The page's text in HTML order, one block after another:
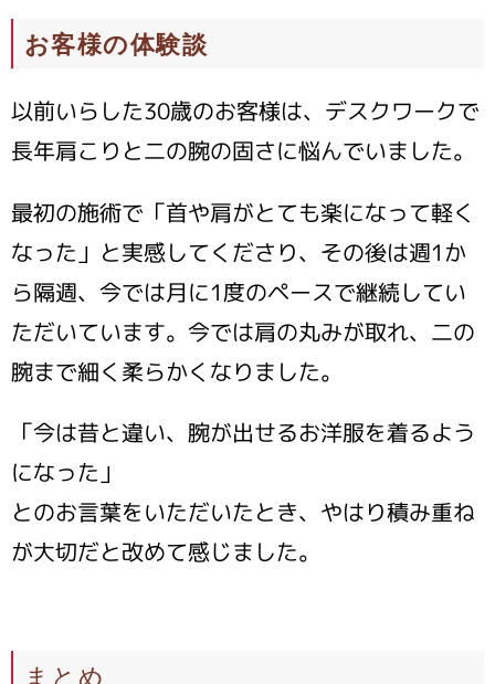
お客様の体験談
以前いらした30歳のお客様は、デスクワークで
長年肩こりと二の腕の固さに悩んでいました。
最初の施術で「首や肩がとても楽になって軽く
なった」と実感してくださり、その後は週1か
ら隔週、今では月に1度のペースで継続してい
ただいています。今では肩の丸みが取れ、二の
腕まで細く柔らかくなりました。
「今は昔と違い、腕が出せるお洋服を着るよう
になった」
とのお言葉をいただいたとき、やはり積み重ね
が大切だと改めて感じました。
まとめ